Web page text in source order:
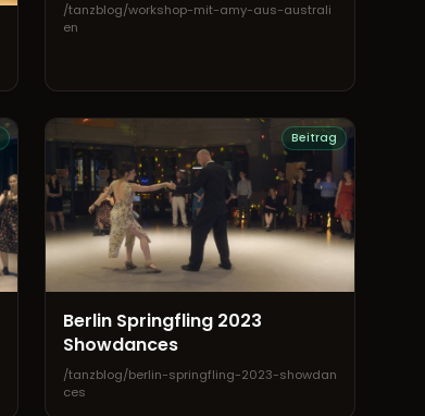
/tanzblog/workshop-mit-amy-aus-australi
en
Beitrag
Berlin Springfling 2023
Showdances
/tanzblog/berlin-springfling-2023-showdan
ces